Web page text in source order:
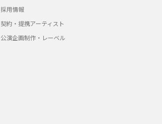
採用情報
契約・提携アーティスト
公演企画制作・レーベル